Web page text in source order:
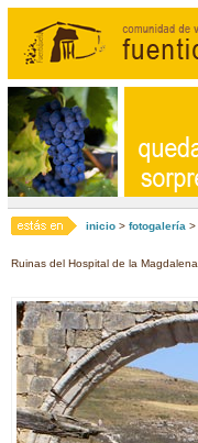
inicio > fotogalería >
Ruinas del Hospital de la Magdalena